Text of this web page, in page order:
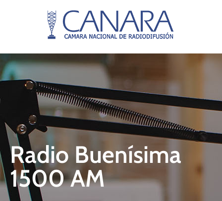
Radio Buenísima
1500 AM